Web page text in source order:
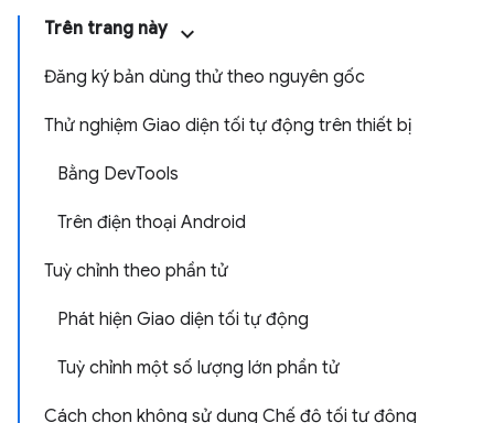
Trên trang này
Đăng ký bản dùng thử theo nguyên gốc
Thử nghiệm Giao diện tối tự động trên thiết bị
Bằng DevTools
Trên điện thoại Android
Tuỳ chỉnh theo phần tử
Phát hiện Giao diện tối tự động
Tuỳ chỉnh một số lượng lớn phần tử
Cách chọn không sử dụng Chế độ tối tự động